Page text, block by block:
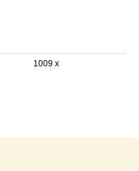
1009 x